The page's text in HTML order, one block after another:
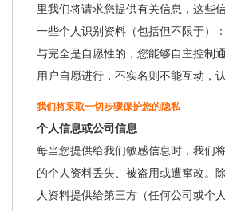
里我们将请求您提供有关信息，这些
一些个人识别资料（包括但不限于）
与完全是自愿性的，您能够自主控制
用户自愿进行，不实名则不能互动，
我们将采取一切步骤保护您的隐私
个人信息或公司信息
每当您提供给我们敏感信息时，我们
的个人资料丢失、被盗用或遭窜改。
人资料提供给第三方（任何公司或个